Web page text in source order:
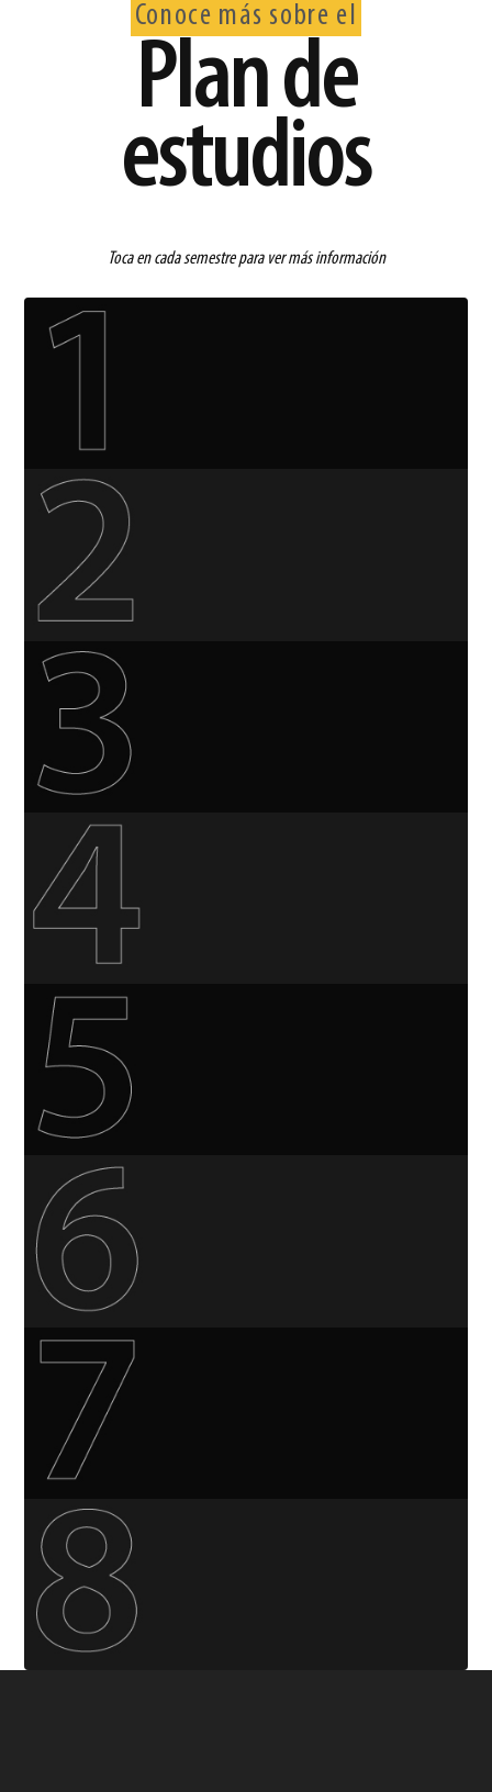
Conoce más sobre el
Plan de
estudios
Toca en cada semestre para ver más información